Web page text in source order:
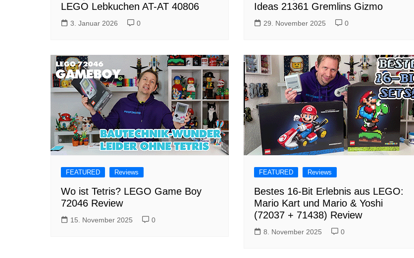
LEGO Lebkuchen AT-AT 40806
3. Januar 2026 0
Ideas 21361 Gremlins Gizmo
29. November 2025 0
FEATURED Reviews
Wo ist Tetris? LEGO Game Boy
72046 Review
15. November 2025 0
FEATURED Reviews
Bestes 16-Bit Erlebnis aus LEGO:
Mario Kart und Mario & Yoshi
(72037 + 71438) Review
8. November 2025 0